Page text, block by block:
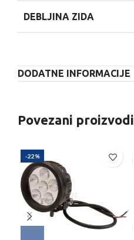
DEBLJINA ZIDA
DODATNE INFORMACIJE
Povezani proizvodi
-22%